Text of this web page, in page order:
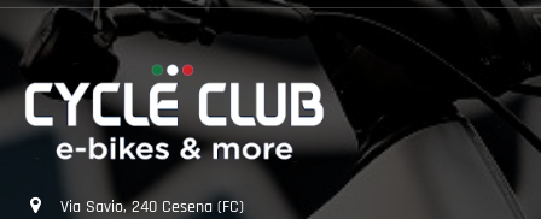
Via Savio, 240 Cesena (FC)